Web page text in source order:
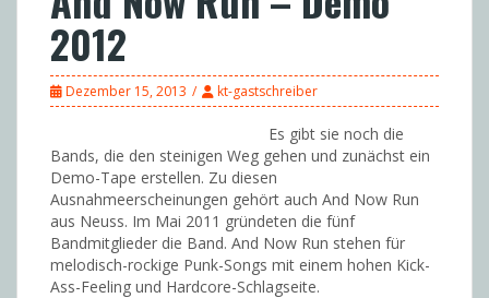
2012
Dezember 15, 2013 kt-gastschreiber
Es gibt sie noch die
Bands, die den steinigen Weg gehen und zunächst ein
Demo-Tape erstellen. Zu diesen
Ausnahmeerscheinungen gehört auch And Now Run
aus Neuss. Im Mai 2011 gründeten die fünf
Bandmitglieder die Band. And Now Run stehen für
melodisch-rockige Punk-Songs mit einem hohen Kick-
Ass-Feeling und Hardcore-Schlagseite.